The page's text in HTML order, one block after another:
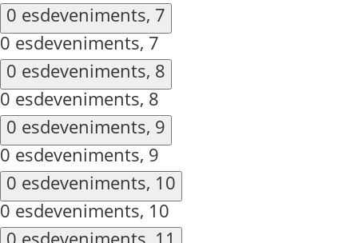
0 esdeveniments, 7
0 esdeveniments, 7
0 esdeveniments, 8
0 esdeveniments, 8
0 esdeveniments, 9
0 esdeveniments, 9
0 esdeveniments, 10
0 esdeveniments, 10